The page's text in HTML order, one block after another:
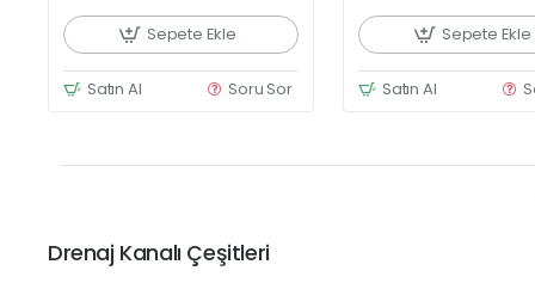
Sepete Ekle
Satın Al Soru Sor
Sepete Ekle
Satın Al
Drenaj Kanalı Çeşitleri